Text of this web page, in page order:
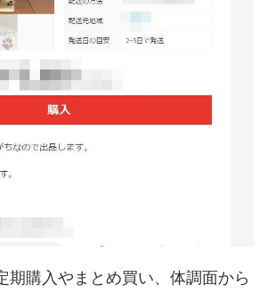
期購入やまとめ買い、体調面から